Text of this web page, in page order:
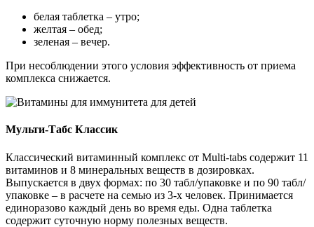
белая таблетка ‒ утро;
желтая ‒ обед;
зеленая ‒ вечер.
При несоблюдении этого условия эффективность от приема
комплекса снижается.
Mульти-Табс Классик
Классический витаминный комплекс от Multi-tabs содержит 11
витаминов и 8 минеральных веществ в дозировках.
Выпускается в двух формах: по 30 табл/упаковке и по 90 табл/
упаковке – в расчете на семью из 3-х человек. Принимается
единоразово каждый день во время еды. Одна таблетка
содержит суточную норму полезных веществ.